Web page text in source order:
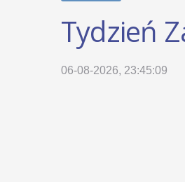
Tydzień
06-08-2026, 23:45:09